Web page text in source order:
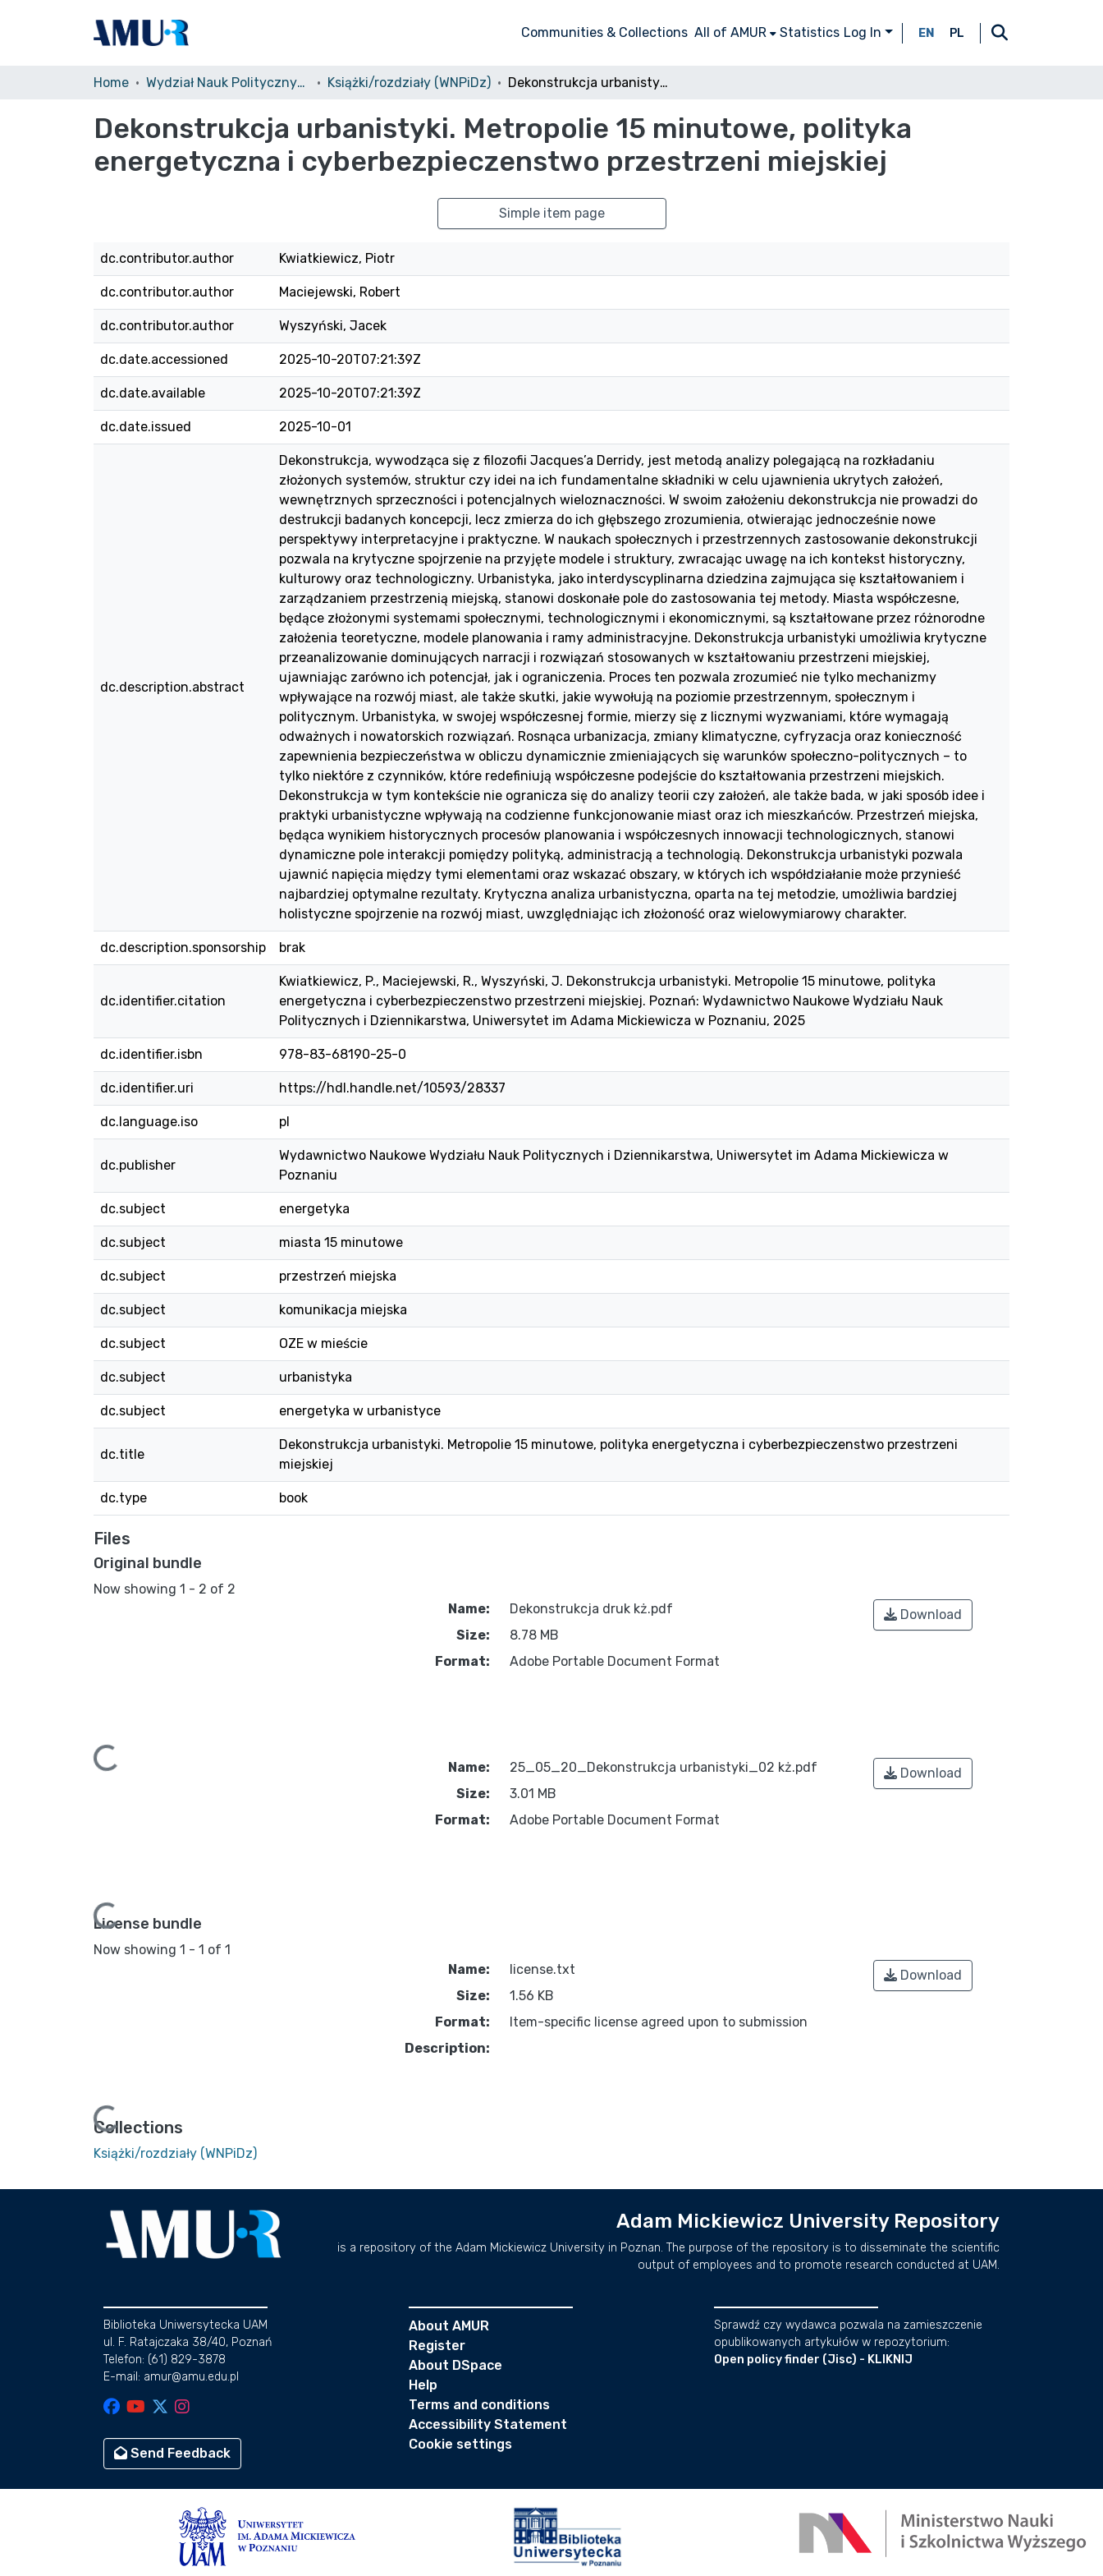
Communities & Collections All of AMUR Statistics Log In EN PL
Home Wydział Nauk Politycznych i Dziennikarstwa (WNPiDz)/Faculty of Political Science and Journalism Książki/rozdziały (WNPiDz) Dekonstrukcja urbanistyki. Metropolie 15 minutowe, polityka energetyczna i cyberbezpieczenstwo przestrzeni miejskiej
Dekonstrukcja urbanistyki. Metropolie 15 minutowe, polityka
energetyczna i cyberbezpieczenstwo przestrzeni miejskiej
Simple item page
dc.contributor.author Kwiatkiewicz, Piotr
dc.contributor.author Maciejewski, Robert
dc.contributor.author Wyszyński, Jacek
dc.date.accessioned 2025-10-20T07:21:39Z
dc.date.available 2025-10-20T07:21:39Z
dc.date.issued 2025-10-01
dc.description.abstract
Dekonstrukcja, wywodząca się z filozofii Jacques’a Derridy, jest metodą analizy polegającą na rozkładaniu
złożonych systemów, struktur czy idei na ich fundamentalne składniki w celu ujawnienia ukrytych założeń,
wewnętrznych sprzeczności i potencjalnych wieloznaczności. W swoim założeniu dekonstrukcja nie prowadzi do
destrukcji badanych koncepcji, lecz zmierza do ich głębszego zrozumienia, otwierając jednocześnie nowe
perspektywy interpretacyjne i praktyczne. W naukach społecznych i przestrzennych zastosowanie dekonstrukcji
pozwala na krytyczne spojrzenie na przyjęte modele i struktury, zwracając uwagę na ich kontekst historyczny,
kulturowy oraz technologiczny. Urbanistyka, jako interdyscyplinarna dziedzina zajmująca się kształtowaniem i
zarządzaniem przestrzenią miejską, stanowi doskonałe pole do zastosowania tej metody. Miasta współczesne,
będące złożonymi systemami społecznymi, technologicznymi i ekonomicznymi, są kształtowane przez różnorodne
założenia teoretyczne, modele planowania i ramy administracyjne. Dekonstrukcja urbanistyki umożliwia krytyczne
przeanalizowanie dominujących narracji i rozwiązań stosowanych w kształtowaniu przestrzeni miejskiej,
ujawniając zarówno ich potencjał, jak i ograniczenia. Proces ten pozwala zrozumieć nie tylko mechanizmy
wpływające na rozwój miast, ale także skutki, jakie wywołują na poziomie przestrzennym, społecznym i
politycznym. Urbanistyka, w swojej współczesnej formie, mierzy się z licznymi wyzwaniami, które wymagają
odważnych i nowatorskich rozwiązań. Rosnąca urbanizacja, zmiany klimatyczne, cyfryzacja oraz konieczność
zapewnienia bezpieczeństwa w obliczu dynamicznie zmieniających się warunków społeczno-politycznych – to
tylko niektóre z czynników, które redefiniują współczesne podejście do kształtowania przestrzeni miejskich.
Dekonstrukcja w tym kontekście nie ogranicza się do analizy teorii czy założeń, ale także bada, w jaki sposób idee i
praktyki urbanistyczne wpływają na codzienne funkcjonowanie miast oraz ich mieszkańców. Przestrzeń miejska,
będąca wynikiem historycznych procesów planowania i współczesnych innowacji technologicznych, stanowi
dynamiczne pole interakcji pomiędzy polityką, administracją a technologią. Dekonstrukcja urbanistyki pozwala
ujawnić napięcia między tymi elementami oraz wskazać obszary, w których ich współdziałanie może przynieść
najbardziej optymalne rezultaty. Krytyczna analiza urbanistyczna, oparta na tej metodzie, umożliwia bardziej
holistyczne spojrzenie na rozwój miast, uwzględniając ich złożoność oraz wielowymiarowy charakter.
dc.description.sponsorship brak
dc.identifier.citation
Kwiatkiewicz, P., Maciejewski, R., Wyszyński, J. Dekonstrukcja urbanistyki. Metropolie 15 minutowe, polityka
energetyczna i cyberbezpieczenstwo przestrzeni miejskiej. Poznań: Wydawnictwo Naukowe Wydziału Nauk
Politycznych i Dziennikarstwa, Uniwersytet im Adama Mickiewicza w Poznaniu, 2025
dc.identifier.isbn 978-83-68190-25-0
dc.identifier.uri https://hdl.handle.net/10593/28337
dc.language.iso pl
dc.publisher
Wydawnictwo Naukowe Wydziału Nauk Politycznych i Dziennikarstwa, Uniwersytet im Adama Mickiewicza w
Poznaniu
dc.subject energetyka
dc.subject miasta 15 minutowe
dc.subject przestrzeń miejska
dc.subject komunikacja miejska
dc.subject OZE w mieście
dc.subject urbanistyka
dc.subject energetyka w urbanistyce
dc.title
Dekonstrukcja urbanistyki. Metropolie 15 minutowe, polityka energetyczna i cyberbezpieczenstwo przestrzeni
miejskiej
dc.type book
Files
Original bundle
Now showing 1 - 2 of 2
Loading...
Name:
Dekonstrukcja druk kż.pdf
Size:
8.78 MB
Format:
Adobe Portable Document Format
Download
Loading...
Name:
25_05_20_Dekonstrukcja urbanistyki_02 kż.pdf
Size:
3.01 MB
Format:
Adobe Portable Document Format
Download
License bundle
Now showing 1 - 1 of 1
Loading...
Name:
license.txt
Size:
1.56 KB
Format:
Item-specific license agreed upon to submission
Description:
Download
Collections
Książki/rozdziały (WNPiDz)
Adam Mickiewicz University Repository
is a repository of the Adam Mickiewicz University in Poznan. The purpose of the repository is to disseminate the scientific
output of employees and to promote research conducted at UAM.
Biblioteka Uniwersytecka UAM
ul. F. Ratajczaka 38/40, Poznań
Telefon: (61) 829-3878
E-mail: amur@amu.edu.pl
Send Feedback
About AMUR
Register
About DSpace
Help
Terms and conditions
Accessibility Statement
Cookie settings
Sprawdź czy wydawca pozwala na zamieszczenie
opublikowanych artykułów w repozytorium:
Open policy finder (Jisc) - KLIKNIJ